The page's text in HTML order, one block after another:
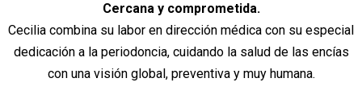
Cercana y comprometida.
Cecilia combina su labor en dirección médica con su especial
dedicación a la periodoncia, cuidando la salud de las encías
con una visión global, preventiva y muy humana.